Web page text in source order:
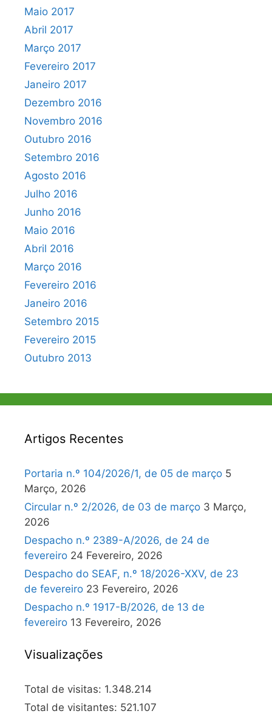
Maio 2017
Abril 2017
Março 2017
Fevereiro 2017
Janeiro 2017
Dezembro 2016
Novembro 2016
Outubro 2016
Setembro 2016
Agosto 2016
Julho 2016
Junho 2016
Maio 2016
Abril 2016
Março 2016
Fevereiro 2016
Janeiro 2016
Setembro 2015
Fevereiro 2015
Outubro 2013
Artigos Recentes
Portaria n.º 104/2026/1, de 05 de março 5
Março, 2026
Circular n.º 2/2026, de 03 de março 3 Março,
2026
Despacho n.º 2389-A/2026, de 24 de
fevereiro 24 Fevereiro, 2026
Despacho do SEAF, n.º 18/2026-XXV, de 23
de fevereiro 23 Fevereiro, 2026
Despacho n.º 1917-B/2026, de 13 de
fevereiro 13 Fevereiro, 2026
Visualizações
Total de visitas: 1.348.214
Total de visitantes: 521.107